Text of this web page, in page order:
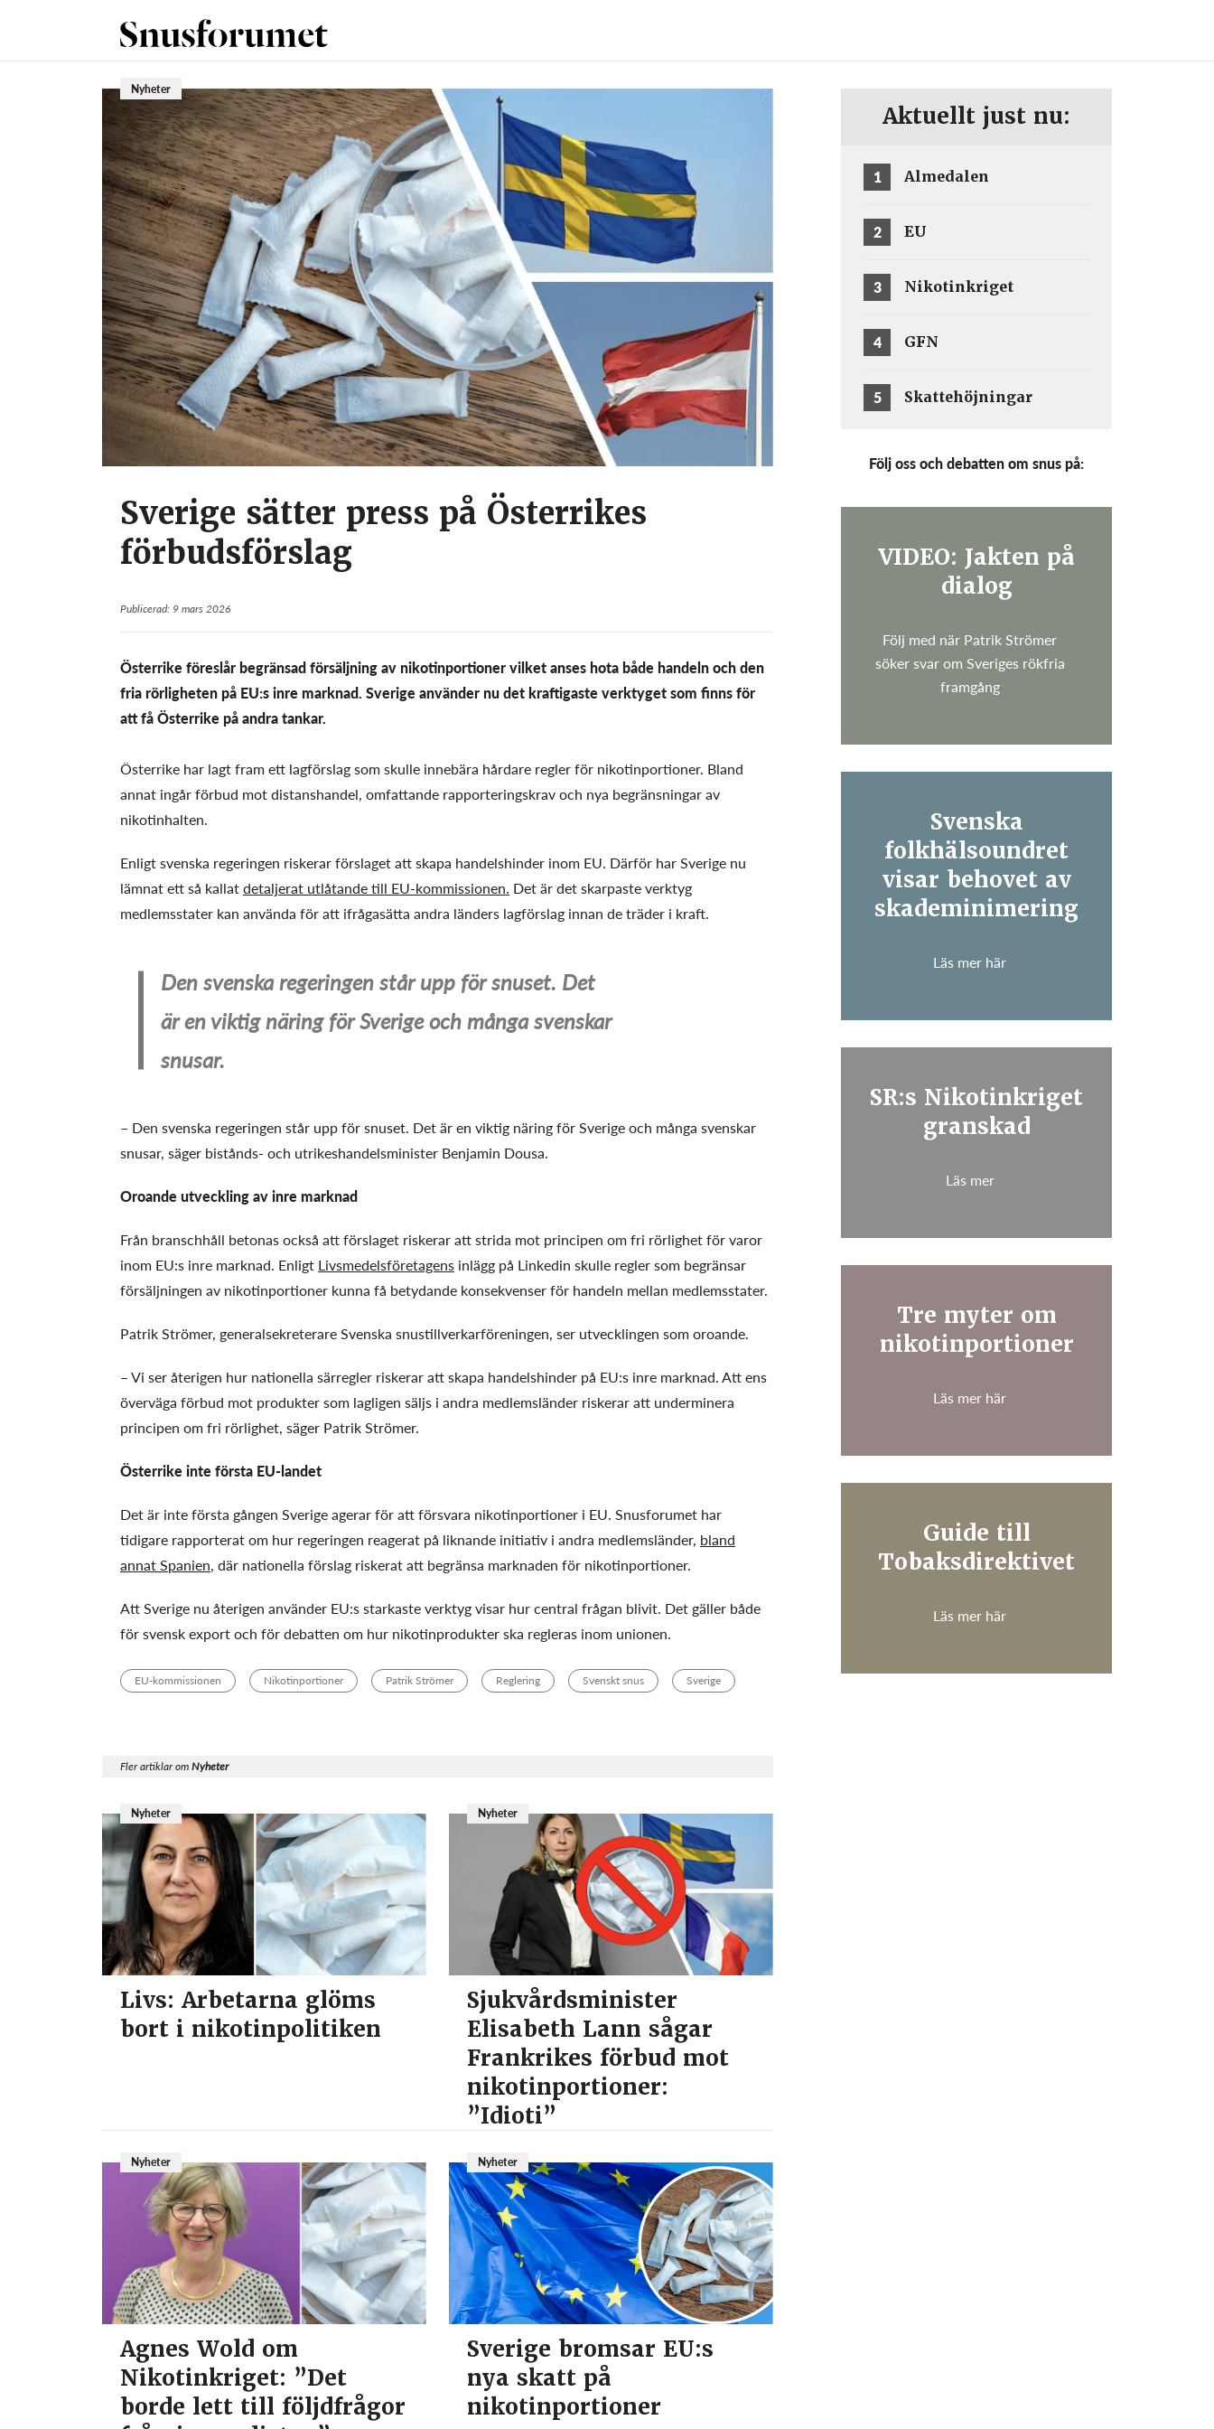
Nyheter
Sverige sätter press på Österrikes
förbudsförslag
Publicerad: 9 mars 2026
Österrike föreslår begränsad försäljning av nikotinportioner vilket anses hota både handeln och den
fria rörligheten på EU:s inre marknad. Sverige använder nu det kraftigaste verktyget som finns för
att få Österrike på andra tankar.
Österrike har lagt fram ett lagförslag som skulle innebära hårdare regler för nikotinportioner. Bland
annat ingår förbud mot distanshandel, omfattande rapporteringskrav och nya begränsningar av
nikotinhalten.
Enligt svenska regeringen riskerar förslaget att skapa handelshinder inom EU. Därför har Sverige nu
lämnat ett så kallatdetaljerat utlåtande till EU-kommissionen. Det är det skarpaste verktyg
medlemsstater kan använda för att ifrågasätta andra länders lagförslag innan de träder i kraft.
Den svenska regeringen står upp för snuset. Det
är en viktig näring för Sverige och många svenskar
snusar.
– Den svenska regeringen står upp för snuset. Det är en viktig näring för Sverige och många svenskar
snusar, säger bistånds- och utrikeshandelsminister Benjamin Dousa.
Oroande utveckling av inre marknad
Från branschhåll betonas också att förslaget riskerar att strida mot principen om fri rörlighet för varor
inom EU:s inre marknad. Enligt Livsmedelsföretagens inlägg på Linkedin skulle regler som begränsar
försäljningen av nikotinportioner kunna få betydande konsekvenser för handeln mellan medlemsstater.
Patrik Strömer, generalsekreterare Svenska snustillverkarföreningen, ser utvecklingen som oroande.
– Vi ser återigen hur nationella särregler riskerar att skapa handelshinder på EU:s inre marknad. Att ens
överväga förbud mot produkter som lagligen säljs i andra medlemsländer riskerar att underminera
principen om fri rörlighet, säger Patrik Strömer.
Österrike inte första EU-landet
Det är inte första gången Sverige agerar för att försvara nikotinportioner i EU. Snusforumet har
tidigare rapporterat om hur regeringen reagerat på liknande initiativ i andra medlemsländer, bland
annat Spanien, där nationella förslag riskerat att begränsa marknaden för nikotinportioner.
Att Sverige nu återigen använder EU:s starkaste verktyg visar hur central frågan blivit. Det gäller både
för svensk export och för debatten om hur nikotinprodukter ska regleras inom unionen.
EU-kommissionen Nikotinportioner Patrik Strömer Reglering Svenskt snus Sverige
Fler artiklar omNyheter
Nyheter
Livs: Arbetarna glöms
bort i nikotinpolitiken
Nyheter
Sjukvårdsminister
Elisabeth Lann sågar
Frankrikes förbud mot
nikotinportioner:
”Idioti”
Nyheter
Agnes Wold om
Nikotinkriget: ”Det
borde lett till följdfrågor
Nyheter
Sverige bromsar EU:s
nya skatt på
nikotinportioner
Aktuellt just nu:
1 Almedalen
2 EU
3 Nikotinkriget
4 GFN
5 Skattehöjningar
Följ oss och debatten om snus på:
VIDEO: Jakten på
dialog
Följ med när Patrik Strömer
söker svar om Sveriges rökfria
framgång
Svenska
folkhälsoundret
visar behovet av
skademinimering
Läs mer här
SR:s Nikotinkriget
granskad
Läs mer
Tre myter om
nikotinportioner
Läs mer här
Guide till
Tobaksdirektivet
Läs mer här